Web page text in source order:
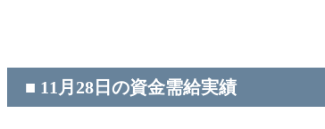
■ 11月28日の資金需給実績